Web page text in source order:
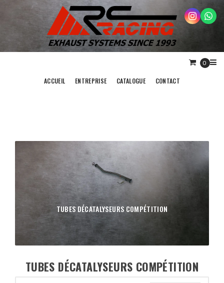
0
ACCUEIL ENTREPRISE CATALOGUE CONTACT
TUBES DÉCATALYSEURS COMPÉTITION
TUBES DÉCATALYSEURS COMPÉTITION